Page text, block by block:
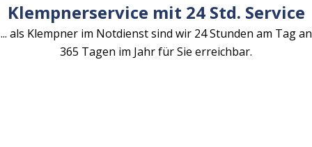
Klempnerservice mit 24 Std. Service
... als Klempner im Notdienst sind wir 24 Stunden am Tag an
365 Tagen im Jahr für Sie erreichbar.